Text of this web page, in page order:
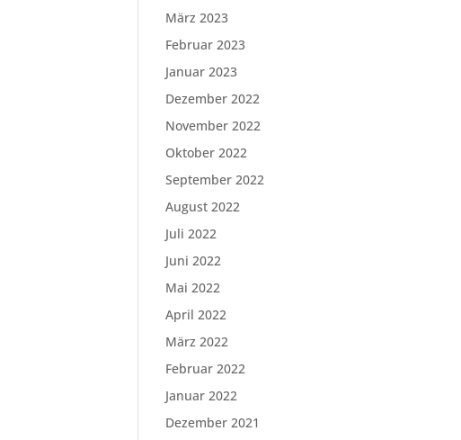
März 2023
Februar 2023
Januar 2023
Dezember 2022
November 2022
Oktober 2022
September 2022
August 2022
Juli 2022
Juni 2022
Mai 2022
April 2022
März 2022
Februar 2022
Januar 2022
Dezember 2021